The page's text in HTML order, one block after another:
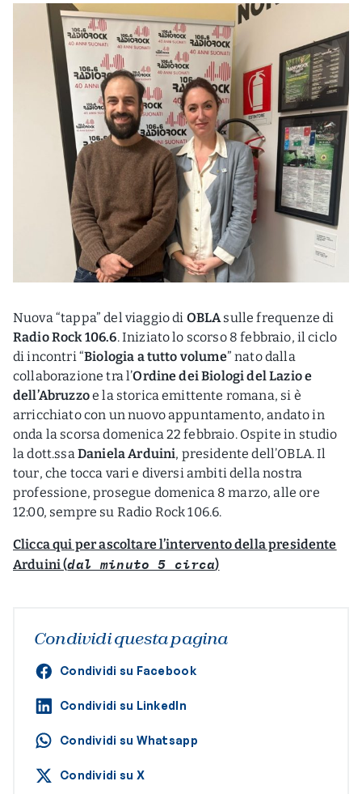
Nuova “tappa” del viaggio di OBLAsulle frequenze di
Radio Rock 106.6. Iniziato lo scorso 8 febbraio, il ciclo
di incontri “Biologia a tutto volume” nato dalla
collaborazione tra l’Ordine dei Biologi del Lazio e
dell’Abruzzoe la storica emittente romana, si è
arricchiato con un nuovo appuntamento, andato in
onda la scorsa domenica 22 febbraio. Ospite in studio
la dott.ssaDaniela Arduini, presidente dell’OBLA. Il
tour, che tocca vari e diversi ambiti della nostra
professione, prosegue domenica 8 marzo, alle ore
12:00, sempre su Radio Rock 106.6.
Clicca qui per ascoltare l’intervento della presidente
Arduini (dal minuto 5 circa)
Condividi questa pagina
Condividi su Facebook
Condividi su LinkedIn
Condividi su Whatsapp
Condividi su X